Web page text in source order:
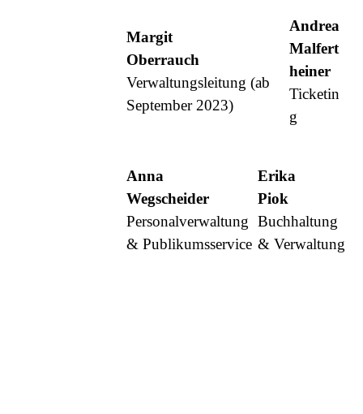
Margit
Oberrauch
Verwaltungsleitung (ab
September 2023)
Andrea
Malfert
heiner
Ticketin
g
Anna
Wegscheider
Personalverwaltung
& Publikumsservice
Erika
Piok
Buchhaltung
& Verwaltung